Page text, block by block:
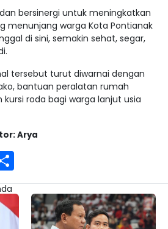
bersinergi untuk meningkatkan
menunjang warga Kota Pontianak
di sini, semakin sehat, segar,
tersebut turut diwarnai dengan
bantuan peralatan rumah
roda bagi warga lanjut usia
Arya